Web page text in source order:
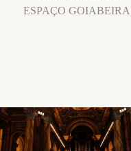
ESPAÇO GOIABEIRA